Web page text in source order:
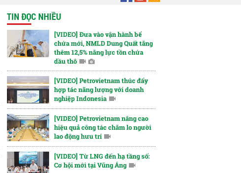
TIN ĐỌC NHIỀU
[VIDEO] Đưa vào vận hành bể
chứa mới, NMLD Dung Quất tăng
thêm 12,5% năng lực tồn chứa
dầu thô
[VIDEO] Petrovietnam thúc đẩy
hợp tác năng lượng với doanh
nghiệp Indonesia
[VIDEO] Petrovietnam nâng cao
hiệu quả công tác chăm lo người
lao động hưu trí
[VIDEO] Từ LNG đến hạ tầng số:
Cơ hội mới tại Vũng Áng